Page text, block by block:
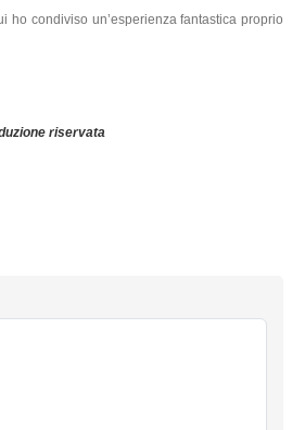
ho condiviso un’esperienza fantastica proprio
riservata